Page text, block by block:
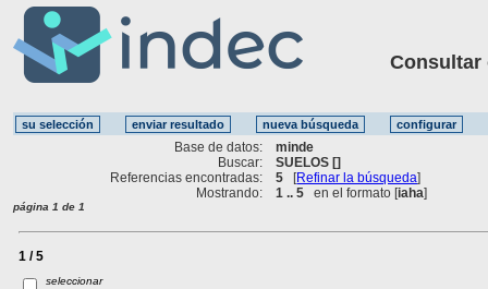
Consultar
Base de datos:
minde
Buscar:
SUELOS []
Referencias encontradas:
5 [Refinar la búsqueda]
Mostrando:
1 .. 5 en el formato [iaha]
página 1 de 1
1 / 5
seleccionar